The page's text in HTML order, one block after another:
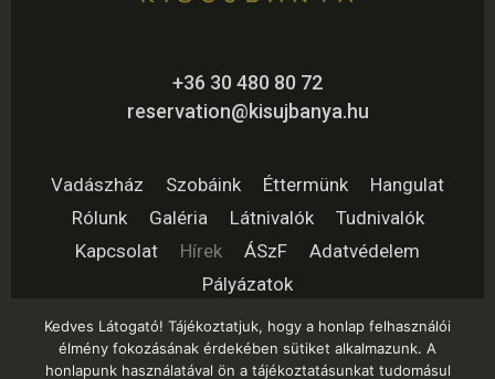
+36 30 480 80 72
reservation@kisujbanya.hu
Vadászház Szobáink Éttermünk
Hangulat
Rólunk
Galéria Látnivalók
Tudnivalók
Kapcsolat
Hírek ÁSzF
Adatvédelem
Pályázatok
Kedves Látogató! Tájékoztatjuk, hogy a honlap felhasználói
élmény fokozásának érdekében sütiket alkalmazunk. A
honlapunk használatával ön a tájékoztatásunkat tudomásul